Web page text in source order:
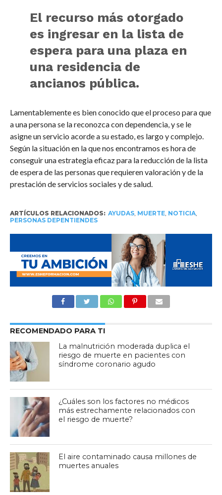
El recurso más otorgado
es ingresar en la lista de
espera para una plaza en
una residencia de
ancianos pública.
Lamentablemente es bien conocido que el proceso para que
a una persona se la reconozca con dependencia, y se le
asigne un servicio acorde a su estado, es largo y complejo.
Según la situación en la que nos encontramos es hora de
conseguir una estrategia eficaz para la reducción de la lista
de espera de las personas que requieren valoración y de la
prestación de servicios sociales y de salud.
ARTÍCULOS RELACIONADOS: AYUDAS, MUERTE, NOTICIA,
PERSONAS DEPENTIENDES
RECOMENDADO PARA TI
La malnutrición moderada duplica el
riesgo de muerte en pacientes con
síndrome coronario agudo
¿Cuáles son los factores no médicos
más estrechamente relacionados con
el riesgo de muerte?
El aire contaminado causa millones de
muertes anuales